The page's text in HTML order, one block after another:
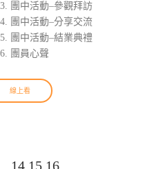
團中活動–參觀拜訪
團中活動–分享交流
團中活動–結業典禮
團員心聲
線上看
14 15 16